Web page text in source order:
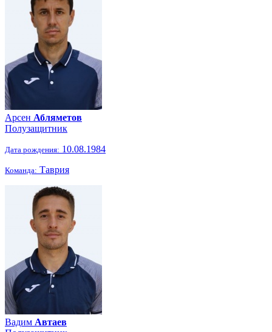
Арсен Абляметов
Полузащитник
Дата рождения: 10.08.1984
Команда: Таврия
Вадим Автаев